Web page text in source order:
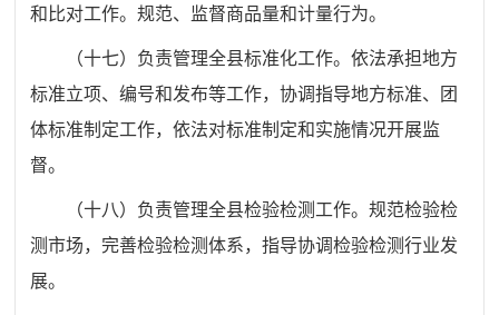
和比对工作。规范、监督商品量和计量行为。
（十七）负责管理全县标准化工作。依法承担地方
标准立项、编号和发布等工作，协调指导地方标准、团
体标准制定工作，依法对标准制定和实施情况开展监
督。
（十八）负责管理全县检验检测工作。规范检验检
测市场， 完善检验检测体系，指导协调检验检测行业发
展。